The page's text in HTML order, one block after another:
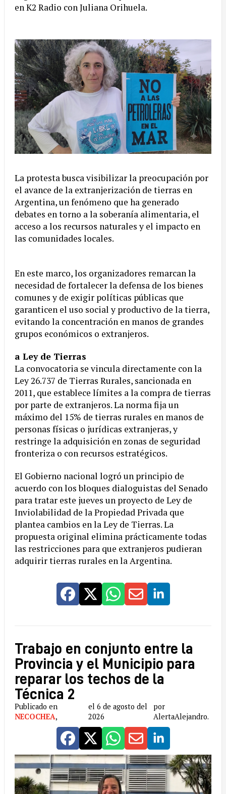
en K2 Radio con Juliana Orihuela.
La protesta busca visibilizar la preocupación por
el avance de la extranjerización de tierras en
Argentina, un fenómeno que ha generado
debates en torno a la soberanía alimentaria, el
acceso a los recursos naturales y el impacto en
las comunidades locales.
En este marco, los organizadores remarcan la
necesidad de fortalecer la defensa de los bienes
comunes y de exigir políticas públicas que
garanticen el uso social y productivo de la tierra,
evitando la concentración en manos de grandes
grupos económicos o extranjeros.
a Ley de Tierras
La convocatoria se vincula directamente con la
Ley 26.737 de Tierras Rurales, sancionada en
2011, que establece límites a la compra de tierras
por parte de extranjeros. La norma fija un
máximo del 15% de tierras rurales en manos de
personas físicas o jurídicas extranjeras, y
restringe la adquisición en zonas de seguridad
fronteriza o con recursos estratégicos.
El Gobierno nacional logró un principio de
acuerdo con los bloques dialoguistas del Senado
para tratar este jueves un proyecto de Ley de
Inviolabilidad de la Propiedad Privada que
plantea cambios en la Ley de Tierras. La
propuesta original elimina prácticamente todas
las restricciones para que extranjeros pudieran
adquirir tierras rurales en la Argentina.
Trabajo en conjunto entre la
Provincia y el Municipio para
reparar los techos de la
Técnica 2
Publicado en
NECOCHEA,
el 6 de agosto del
2026
por
AlertaAlejandro.